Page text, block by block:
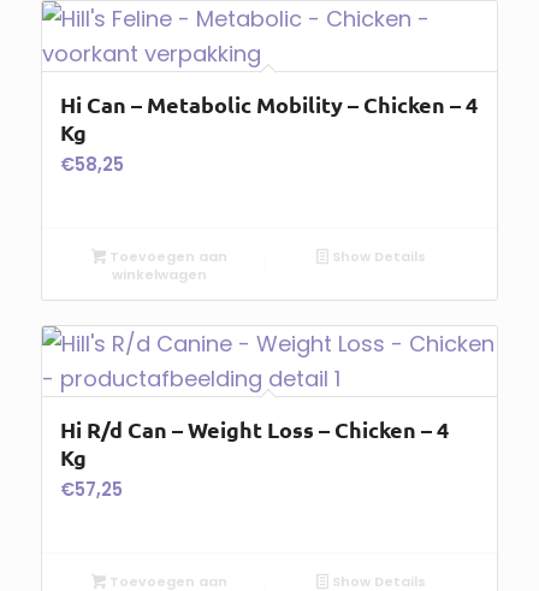
Hi Can – Metabolic Mobility – Chicken – 4
Kg
€58,25
Toevoegen aan
winkelwagen
Show Details
Hi R/d Can – Weight Loss – Chicken – 4
Kg
€57,25
Toevoegen aan
Show Details